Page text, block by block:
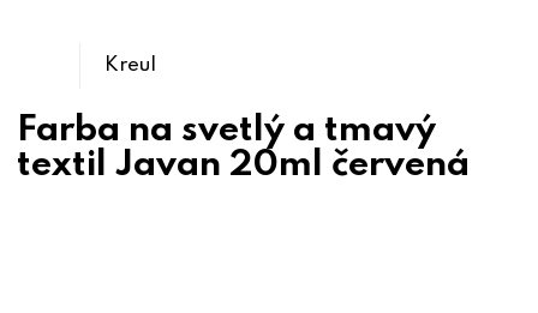
Farba na svetlý a tmavý
textil Javan 20ml červená
Kreul